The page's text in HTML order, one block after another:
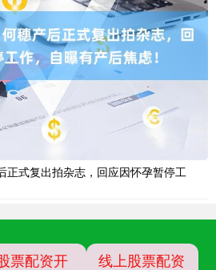
正式复出拍杂志，回应因怀孕暂停工
票配资开 线上股票配资